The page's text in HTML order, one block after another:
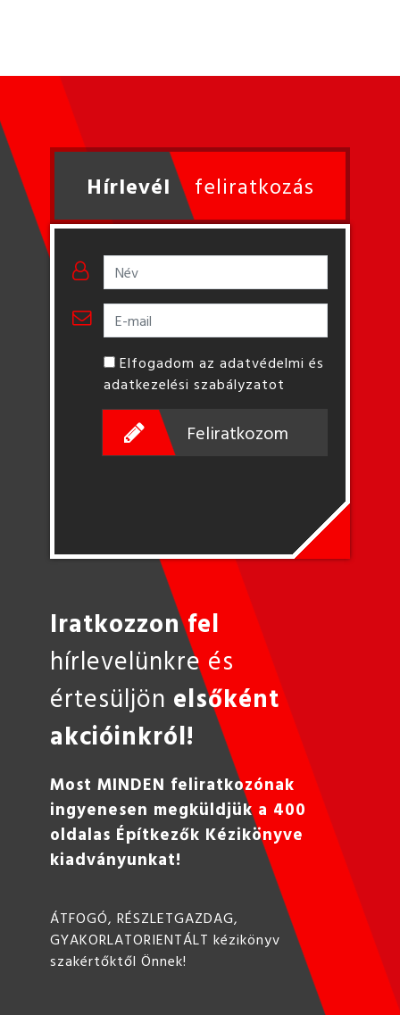
Hírlevél feliratkozás
Elfogadom az adatvédelmi és
adatkezelési szabályzatot
Feliratkozom
Iratkozzon fel
hírlevelünkre és
értesüljön elsőként
akcióinkról!
Most MINDEN feliratkozónak
ingyenesen megküldjük a 400
oldalas Építkezők Kézikönyve
kiadványunkat!
ÁTFOGÓ, RÉSZLETGAZDAG,
GYAKORLATORIENTÁLT kézikönyv
szakértőktől Önnek!